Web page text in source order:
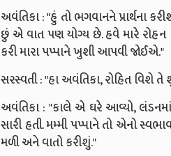
અવંતિકા : "હું તો ભગવાનને પ્રાર્થના
છું એ વાત પણ યોગ્ય છે. હવે મારે રોહન
કરી મારા પપ્પાને ખુશી આપવી જોઈએ."
સરસ્વતી : "હા અવંતિકા, રોહિત વિશે તે
અવંતિકા : "કાલે એ ઘરે આવ્યો,
સારી હતી. મમ્મી પપ્પાને તો એનો
મળી અને વાતો કરીશું."